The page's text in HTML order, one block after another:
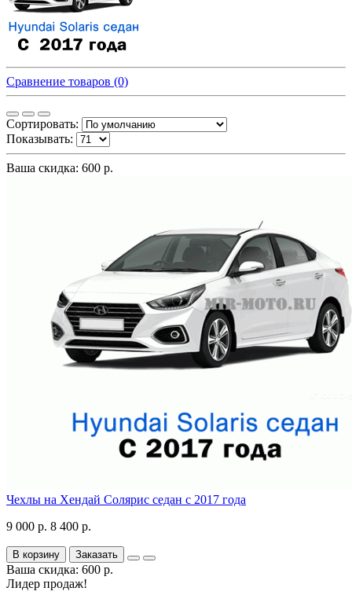
Сравнение товаров (0)
Сортировать:
Показывать:
Ваша скидка: 600 р.
Чехлы на Хендай Солярис седан с 2017 года
9 000 р. 8 400 р.
В корзину Заказать
Ваша скидка: 600 р.
Лидер продаж!